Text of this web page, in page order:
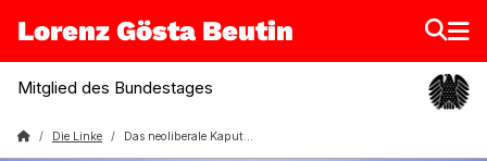
Lorenz Gösta Beutin
Mitglied des Bundestages
Lorenz Gösta Beutin
Die Linke Das neoliberale Kaputtsparen ist lebensgefährlich!